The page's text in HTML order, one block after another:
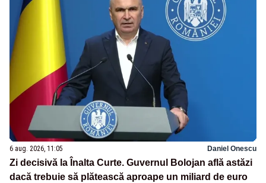
6 aug. 2026, 11:05 Daniel Onescu
Zi decisivă la Înalta Curte. Guvernul Bolojan află astăzi
dacă trebuie să plătească aproape un miliard de euro